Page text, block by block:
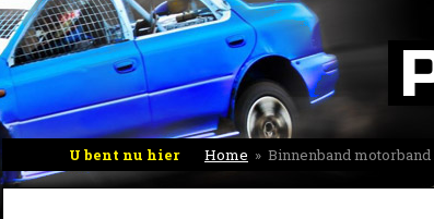
U bent nu hier Home » Binnenband motorband